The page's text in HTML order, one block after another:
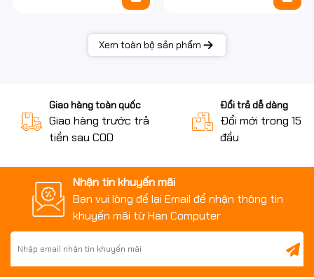
Xem toàn bộ sản phẩm
Giao hàng toàn quốc
Giao hàng trước trả
tiền sau COD
Đổi trả dễ dàng
Đổi mới trong 15
đầu
Nhận tin khuyến mãi
Bạn vui lòng để lại Email để nhận thông tin
khuyến mãi từ Han Computer